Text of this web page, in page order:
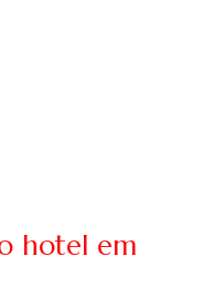
hotel em